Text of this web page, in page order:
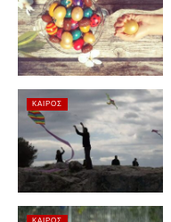
ΚΑΙΡΌΣ